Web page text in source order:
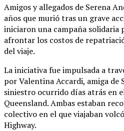
Amigos y allegados de Serena
años que murió tras un grave
iniciaron una campaña solidaria
afrontar los costos de
del viaje.
La iniciativa fue impulsada a
por Valentina Accardi, amiga de
siniestro ocurrido días atrás en
Queensland. Ambas estaban
colectivo en el que viajaban
Highway.